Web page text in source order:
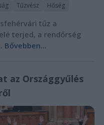
Tűzvész Hőség
tűz a
terjed, a rendőrség
Bővebben...
az Országgyűlés